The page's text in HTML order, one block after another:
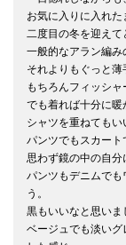
お気に入りに入れた
二度目の冬を迎えて
一般的なアラン編み
それよりもぐっと薄
もちろんフィッシャ
でも着れば十分に暖
シャツを重ねてもい
パンツでもスカート
思わず鏡の中の自分
パンツもデニムで
う。
黒もいいなと思いま
ベージュでも淡いグ